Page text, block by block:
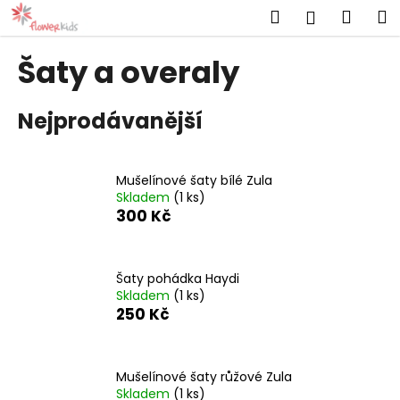
Přejít
na
obsah
Hledat
Šaty a overaly
Nejprodávanější
Mušelínové šaty bílé Zula
Skladem (1 ks)
300 Kč
Šaty pohádka Haydi
Skladem (1 ks)
250 Kč
Mušelínové šaty růžové Zula
Skladem (1 ks)
K
o
o